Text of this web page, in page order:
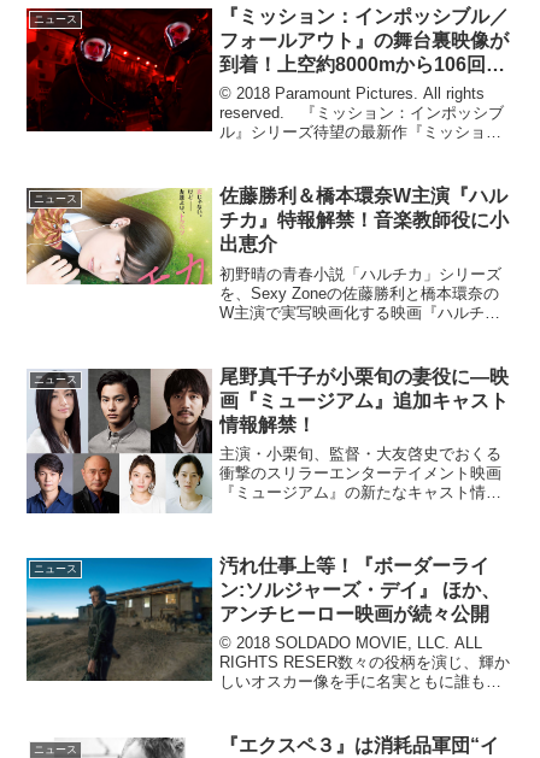
ニュース
『ミッション：インポッシブル／
フォールアウト』の舞台裏映像が
到着！上空約8000mから106回の
ダイブ！？
© 2018 Paramount Pictures. All rights
reserved. 『ミッション：インポッシブ
ル』シリーズ待望の最新作『ミッショ
の度、...
ニュース
佐藤勝利＆橋本環奈W主演『ハル
チカ』特報解禁！音楽教師役に小
出恵介
初野晴の青春小説「ハルチカ」シリーズ
を、Sexy Zoneの佐藤勝利と橋本環奈の
W主演で実写映画化する映画『ハルチ
た。さらにシネマズに、原作者・初野晴
と、市井昌秀監督から...
ニュース
尾野真千子が小栗旬の妻役に―映
画『ミュージアム』追加キャスト
情報解禁！
主演・小栗旬、監督・大友啓史でおくる
衝撃のスリラーエンターテイメント映画
『ミュージアム』の新たなキャスト情報
に起きる連続猟奇殺人事件...
ニュース
汚れ仕事上等！『ボーダーライ
ン:ソルジャーズ・デイ』 ほか、
アンチヒーロー映画が続々公開
© 2018 SOLDADO MOVIE, LLC. ALL
RIGHTS RESER数々の役柄を演じ、輝か
しいオスカー像を手に名実ともに誰もが
様々な役柄を演...
ニュース
『エクスペ３』は消耗品軍団“イ